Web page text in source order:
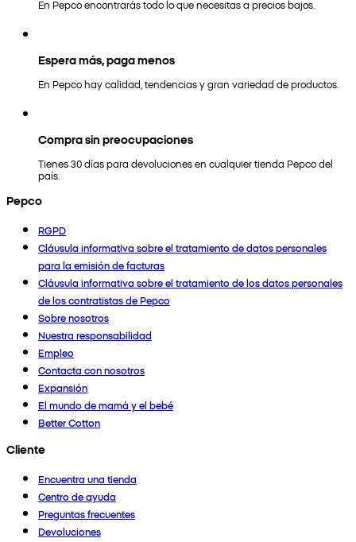
En Pepco encontrarás todo lo que necesitas a precios bajos.
Espera más, paga menos
En Pepco hay calidad, tendencias y gran variedad de productos.
Compra sin preocupaciones
Tienes 30 días para devoluciones en cualquier tienda Pepco del
país.
Pepco
RGPD
Cláusula informativa sobre el tratamiento de datos personales
para la emisión de facturas
Cláusula informativa sobre el tratamiento de los datos personales
de los contratistas de Pepco
Sobre nosotros
Nuestra responsabilidad
Empleo
Contacta con nosotros
Expansión
El mundo de mamá y el bebé
Better Cotton
Cliente
Encuentra una tienda
Centro de ayuda
Preguntas frecuentes
Devoluciones